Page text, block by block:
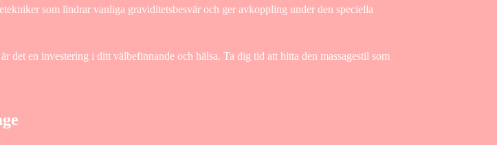
som lindrar vanliga graviditetsbesvär och ger avkoppling under den speciella
en investering i ditt välbefinnande och hälsa. Ta dig tid att hitta den massagestil som